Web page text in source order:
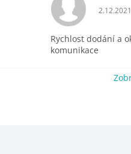
je 5 z 5 hvězdiček. 2.12.2021
Rychlost dodání a
komunikace